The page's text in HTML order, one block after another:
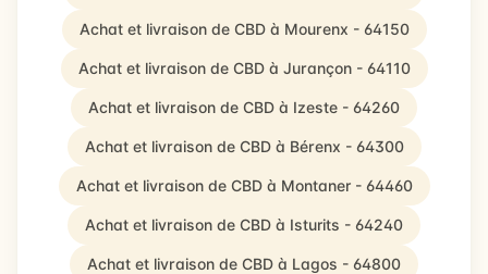
Achat et livraison de CBD à Mourenx - 64150
Achat et livraison de CBD à Jurançon - 64110
Achat et livraison de CBD à Izeste - 64260
Achat et livraison de CBD à Bérenx - 64300
Achat et livraison de CBD à Montaner - 64460
Achat et livraison de CBD à Isturits - 64240
Achat et livraison de CBD à Lagos - 64800